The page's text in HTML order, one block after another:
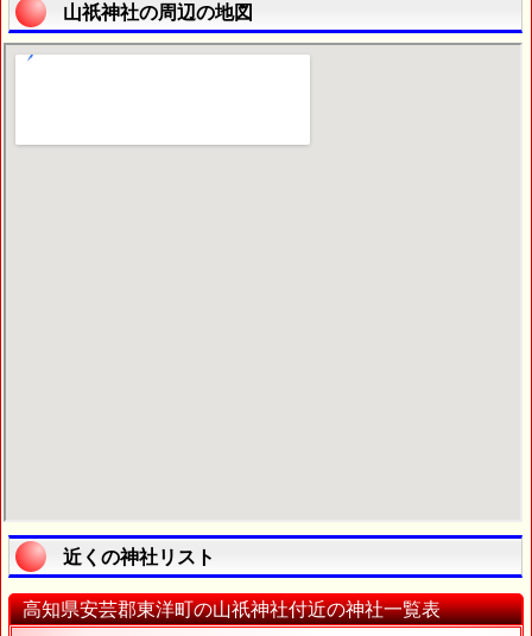
山祇神社の周辺の地図
近くの神社リスト
高知県安芸郡東洋町の山祇神社付近の神社一覧表